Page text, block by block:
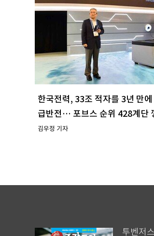
한국전력, 33조 적자를 3년 만
급반전… 포브스 순위 428계단
김우정 기자
투벤저스